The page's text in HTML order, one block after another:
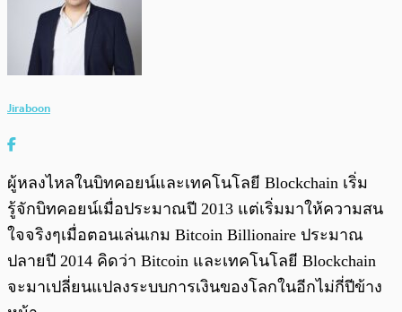
Jiraboon
ผู้หลงไหลในบิทคอยน์และเทคโนโลยี Blockchain เริ่ม
รู้จักบิทคอยน์เมื่อประมาณปี 2013 แต่เริ่มมาให้ความสน
ใจจริงๆเมื่อตอนเล่นเกม Bitcoin Billionaire ประมาณ
ปลายปี 2014 คิดว่า Bitcoin และเทคโนโลยี Blockchain
จะมาเปลี่ยนแปลงระบบการเงินของโลกในอีกไม่กี่ปีข้าง